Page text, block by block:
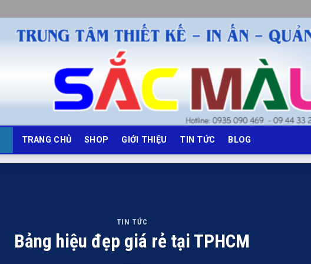
TRANG CHỦ SHOP GIỚI THIỆU TIN TỨC BLOG
TIN TỨC
Bảng hiệu đẹp giá rẻ tại TPHCM